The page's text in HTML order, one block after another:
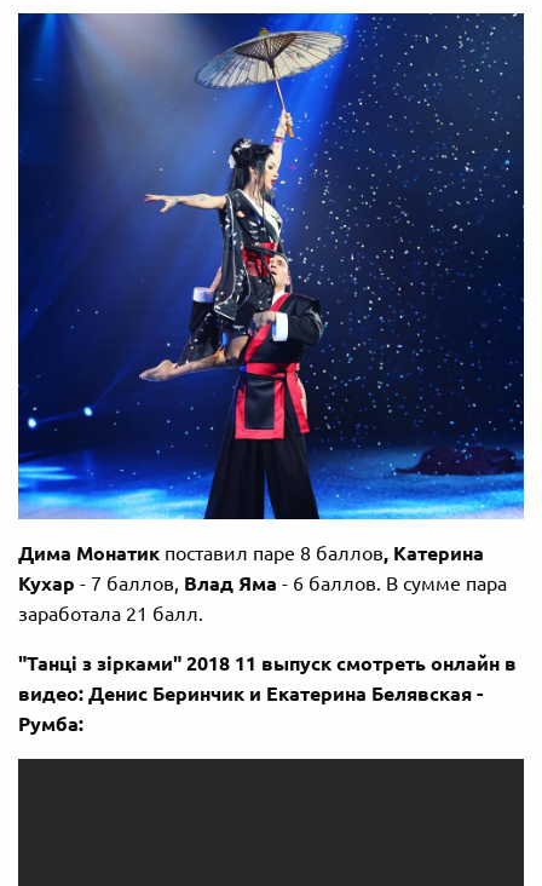
Дима Монатик поставил паре 8 баллов, Катерина
Кухар - 7 баллов, Влад Яма - 6 баллов. В сумме пара
заработала 21 балл.
"Танці з зірками" 2018 11 выпуск смотреть онлайн в
видео: Денис Беринчик и Екатерина Белявская -
Румба: